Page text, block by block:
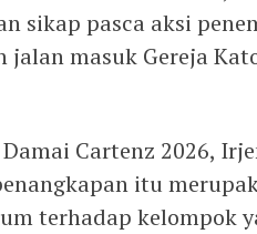
sikap pasca aksi
jalan masuk Gereja
Cartenz 2026,
itu
terhadap kelompok